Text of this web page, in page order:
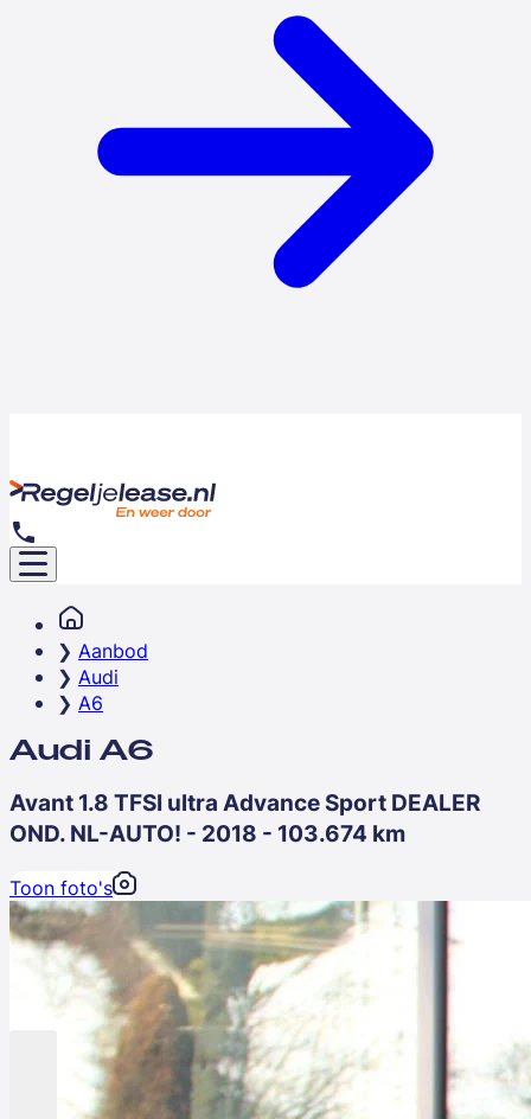
Aanbod
Audi
A6
Audi A6
Avant 1.8 TFSI ultra Advance Sport DEALER
OND. NL-AUTO! - 2018 - 103.674 km
Toon foto's